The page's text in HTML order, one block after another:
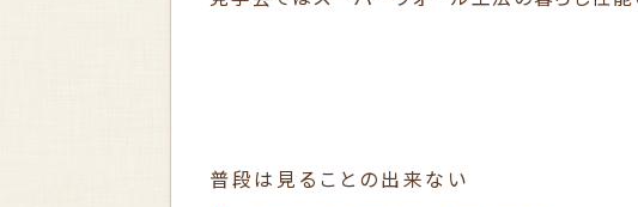
普段は見ることの出来ない